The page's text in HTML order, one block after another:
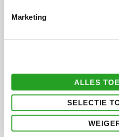
Marketing
ALLES
SELECTIE
Zaterdag 19 november 2022
11.30 – 12.00 uur
KOSTEN
€ 3,00 (incl. admin kosten)